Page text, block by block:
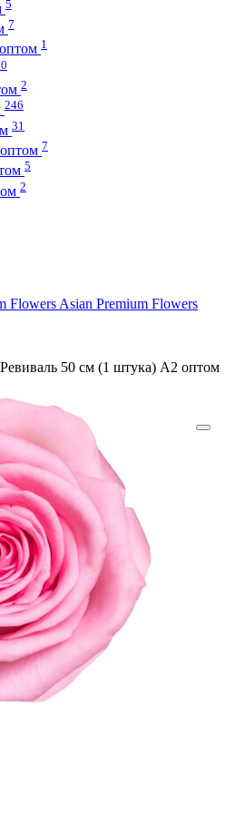
5
7
1
2
246
31
7
5
2
Asian Premium Flowers
50 см (1 штука) А2 оптом